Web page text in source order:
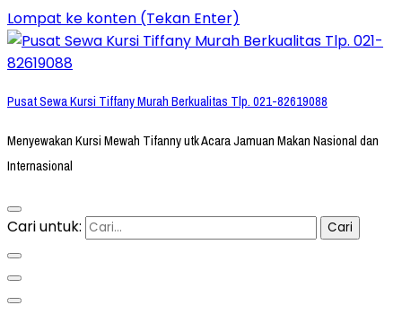
Lompat ke konten (Tekan Enter)
Pusat Sewa Kursi Tiffany Murah Berkualitas Tlp. 021-82619088
Menyewakan Kursi Mewah Tifanny utk Acara Jamuan Makan Nasional dan
Internasional
Cari untuk: